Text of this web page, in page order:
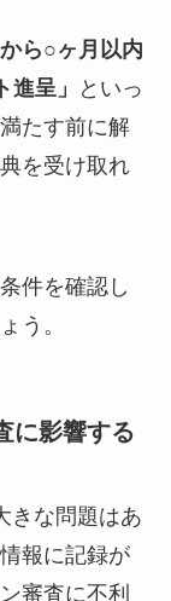
から○ヶ月以内
呈」
といっ
たす前に解
を受け取れ
件を確認し
う。
に影響する
きな問題はあ
報に記録が
審査に不利